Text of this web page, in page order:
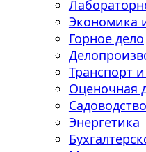
Экономика
Горное дело
Транспорт
Оценочная
Садоводство
Энергетика